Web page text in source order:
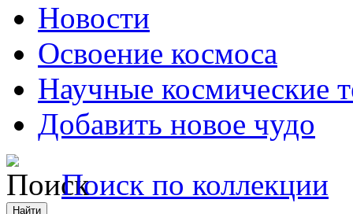
Новости
Освоение космоса
Научные космические
Добавить новое чудо
Поиск по коллекции